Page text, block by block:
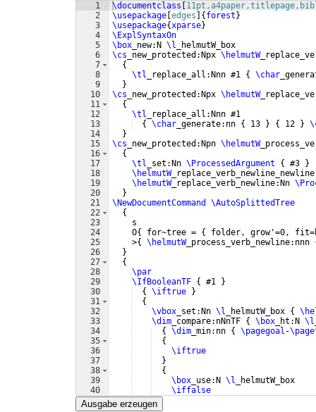
1
2
3
4
5
6
7
8
9
10
11
12
13
14
15
16
17
18
19
20
21
22
23
24
25
26
27
28
29
30
31
32
33
34
35
36
37
38
39
40
41
\documentclass
\usepackage edges { forest }
\usepackage{xparse}
\ExplSyntaxOn
\box _new:N \l _helmutW_box
\cs _new_protected:Npx \helmutW
{
\tl _replace_all:Nnn #1 { \char
}
\cs _new_protected:Npx \helmutW
{
\tl _replace_all:Nnn #1
{
\char _generate:nn { 13 } { 12 }
}
\cs _new_protected:Npn \helmutW
{
\tl _set:Nn \ProcessedArgument { #3
}
\helmutW
\helmutW_replace_verb_newline:Nn
}
\NewDocumentCommand
\AutoSplittedTree
{
    s
    O
{ for~tree = {
folder, grow'=0,
    >
{ \helmutW_process_verb_newline:nnn
}
{
\par
\IfBooleanTF { #1
}
{
\iftrue
}
{
\vbox _set:Nn \l _helmutW_box {
\dim _compare:nNnTF { \box _ht:N \l
{
\dim _min:nn { \pagegoal -
{
\iftrue
}
{
\box _use:N \l _helmutW_box
\iffalse
}
Ausgabe erzeugen